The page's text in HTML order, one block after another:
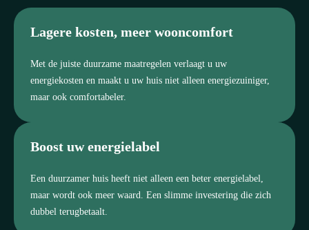
Lagere kosten, meer wooncomfort
Met de juiste duurzame maatregelen verlaagt u uw
energiekosten en maakt u uw huis niet alleen energiezuiniger,
maar ook comfortabeler.
Boost uw energielabel
Een duurzamer huis heeft niet alleen een beter energielabel,
maar wordt ook meer waard. Een slimme investering die zich
dubbel terugbetaalt.